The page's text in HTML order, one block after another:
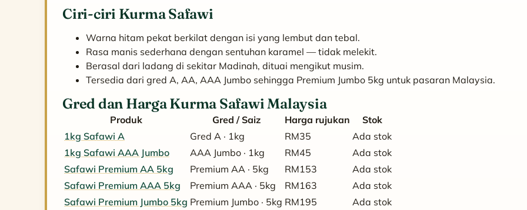
Ciri-ciri Kurma Safawi
Warna hitam pekat berkilat dengan isi yang lembut dan tebal.
Rasa manis sederhana dengan sentuhan karamel — tidak melekit.
Berasal dari ladang di sekitar Madinah, dituai mengikut musim.
Tersedia dari gred A, AA, AAA Jumbo sehingga Premium Jumbo 5kg untuk pasaran Malaysia.
Gred dan Harga Kurma Safawi Malaysia
Produk Gred / Saiz Harga rujukan
Stok
1kg Safawi A
Gred A · 1kg RM35
Ada stok
1kg Safawi AAA Jumbo
AAA Jumbo · 1kg RM45
Ada stok
Safawi Premium AA 5kg
Premium AA · 5kg RM153
Ada stok
Safawi Premium AAA 5kg
Premium AAA · 5kg RM163
Ada stok
Safawi Premium Jumbo 5kg Premium Jumbo · 5kg RM195 Ada stok